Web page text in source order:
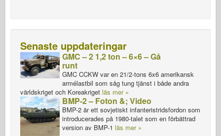
Senaste uppdateringar
GMC – 2 1,2 ton – 6×6 – Gå
runt
GMC CCKW var en 21/2-tons 6x6 amerikansk
armélastbil som såg tung tjänst i både andra
världskriget och Koreakriget läs mer »
BMP-2 – Foton &; Video
BMP-2 är ett sovjetiskt infanteristridsfordon som
introducerades på 1980-talet som en förbättrad
version av BMP-1 läs mer »